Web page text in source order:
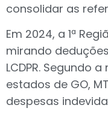
consolidar as
Em 2024, a 1ª
mirando
LCDPR. Segundo
estados de GO,
despesas